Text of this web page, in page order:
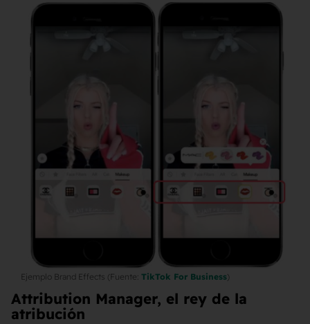
Ejemplo Brand Effects (Fuente: TikTok For Business)
Attribution Manager, el rey de la
atribución